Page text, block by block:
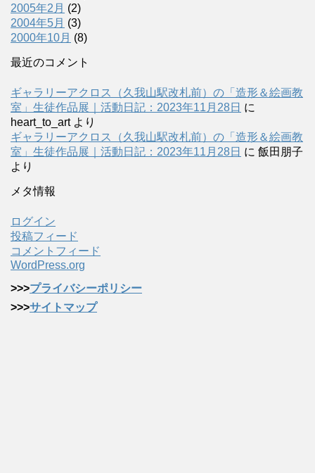
2005年2月 (2)
2004年5月 (3)
2000年10月 (8)
最近のコメント
ギャラリーアクロス（久我山駅改札前）の「造形＆絵画教
室」生徒作品展｜活動日記：2023年11月28日 に
heart_to_artより
ギャラリーアクロス（久我山駅改札前）の「造形＆絵画教
室」生徒作品展｜活動日記：2023年11月28日 に 飯田朋子
より
メタ情報
ログイン
投稿フィード
コメントフィード
WordPress.org
>>>プライバシーポリシー
>>>サイトマップ